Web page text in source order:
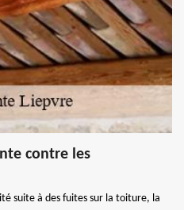
contre les
suite à des fuites sur la toiture, la